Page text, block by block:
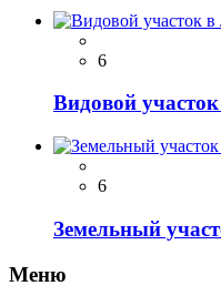
6
Видовой
6
Земельный
Меню